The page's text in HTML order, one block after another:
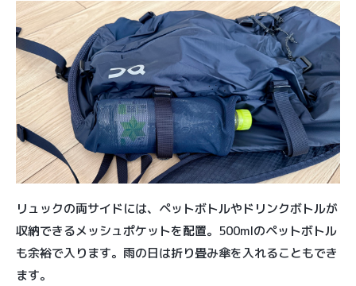
リュックの両サイドには、ペットボトルやドリンクボトルが
収納できるメッシュポケットを配置。500mlのペットボトル
も余裕で入ります。雨の日は折り畳み傘を入れることもでき
ます。